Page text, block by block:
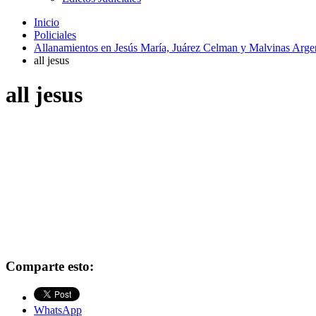
Inicio
Policiales
Allanamientos en Jesús María, Juárez Celman y Malvinas
all jesus
all jesus
Comparte esto:
WhatsApp